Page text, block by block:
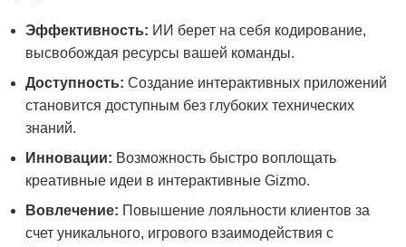
Эффективность: ИИ берет на себя кодирование,
высвобождая ресурсы вашей команды.
Доступность: Создание интерактивных приложений
становится доступным без глубоких технических
знаний.
Инновации: Возможность быстро воплощать
креативные идеи в интерактивные Gizmo.
Вовлечение: Повышение лояльности клиентов за
счет уникального, игрового взаимодействия с